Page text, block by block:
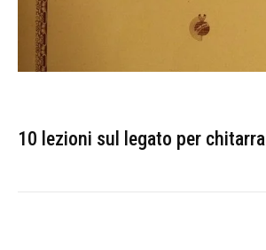
10 lezioni sul legato per chitarra